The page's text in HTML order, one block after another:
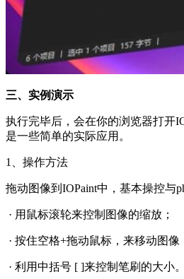
三、实例演示
执行完毕后，会在你的浏览器打开
是一些简单的实际应用。
1、操作方法
拖动图像到IOPaint中，基本操控与
· 用鼠标滚轮来控制图像的缩放；
· 按住空格+拖动鼠标，来移动图像
· 利用中括号 [ ]来控制笔刷的大小。